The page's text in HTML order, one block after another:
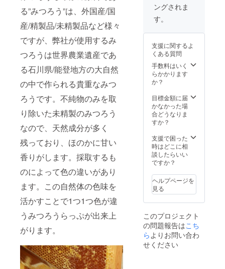
る”みつろう”は、外国産/国
産/精製品/未精製品など様々
ですが、弊社が使用するみ
つろうは世界農業遺産であ
る石川県/能登地方の大自然
の中で作られる貴重なみつ
ろうです。不純物のみを取
り除いた未精製のみつろう
なので、天然成分が多く
残っており、ほのかに甘い
香りがします。採取するも
のによって色の違いがあり
ます。この自然体の色味を
活かすことで1つ1つ色が違
うみつろうらっぷが出来上
がります。
オイル/
材料は
変更に
なる場
合がご
ざいま
す）
費期限2
川県鳳
登町）
みつろ
うらっ
ぷ（サ
イズ約
25cm、
デザイ
ン未
定、素
つろう/
綿/植物
オイル/
天然樹
材料は
変更に
なる場
合がご
す）
ングされま
す。
支援に関するよ
くある質問
手数料はいく
らかかります
か？
目標金額に届
かなかった場
合どうなりま
すか？
支援で困った
時はどこに相
談したらいい
ですか？
ヘルプページを
見る
このプロジェクト
の問題報告はこち
らよりお問い合わ
せください